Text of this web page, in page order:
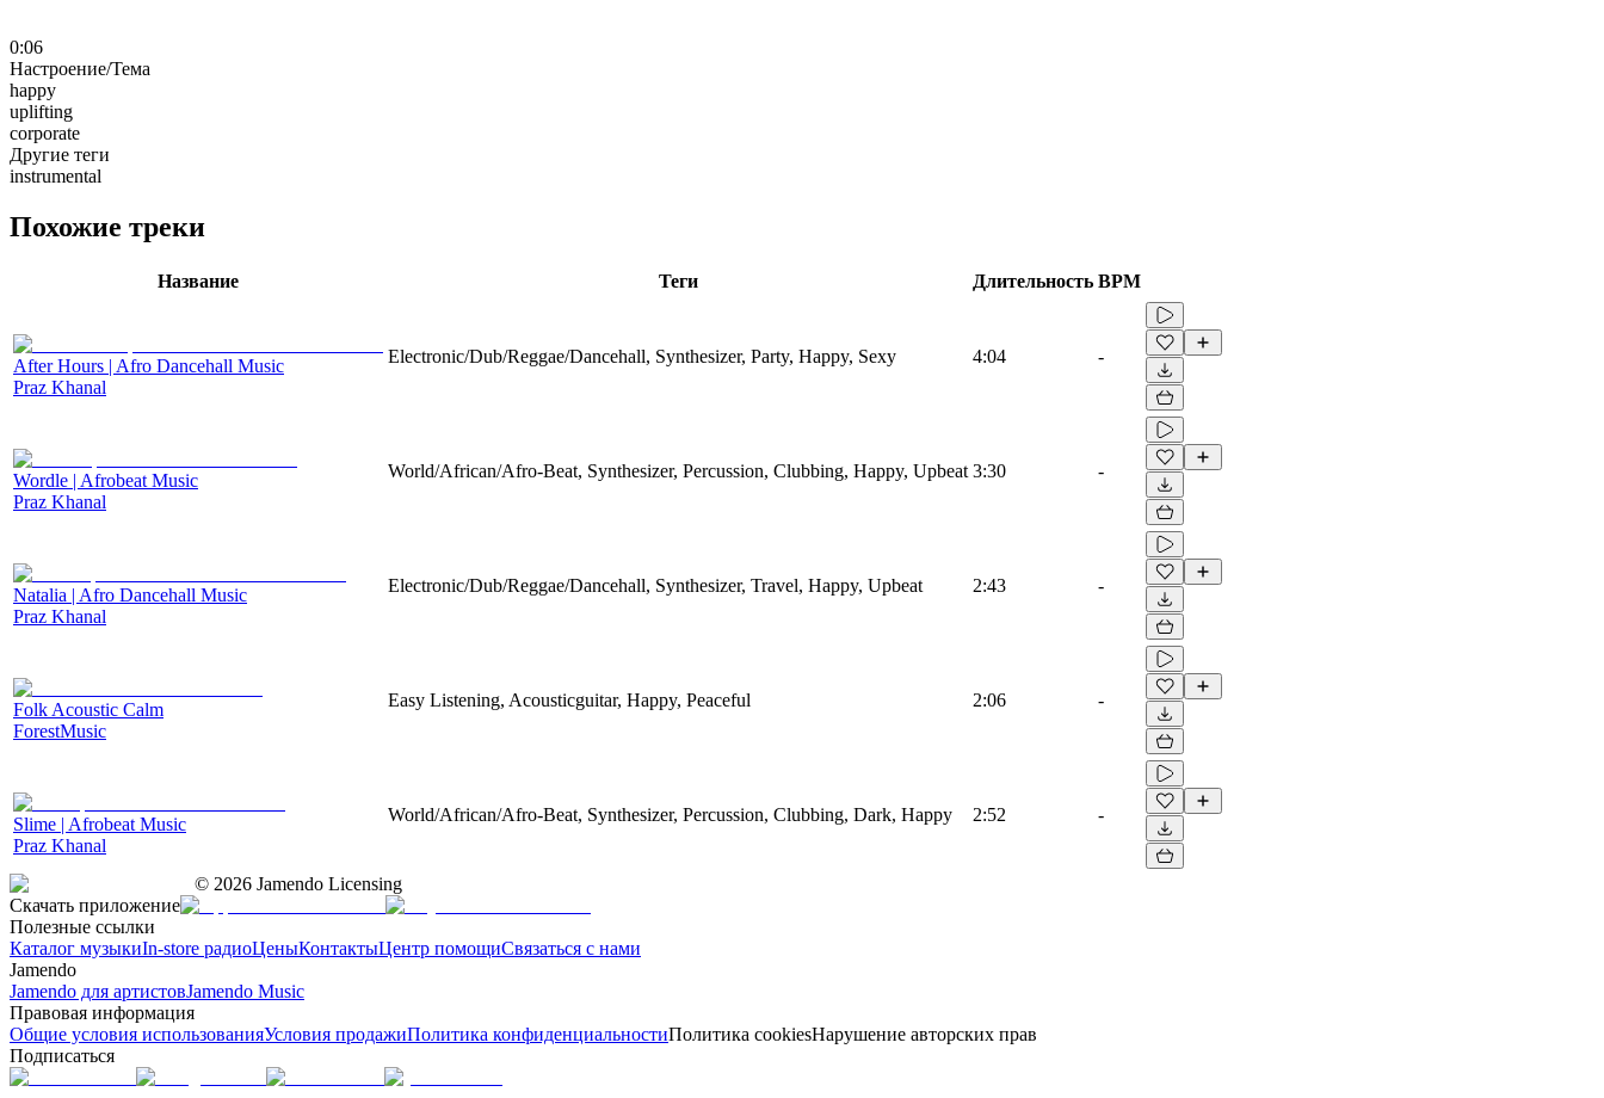
0:06
Настроение/Тема
happy
uplifting
corporate
Другие теги
instrumental
Похожие треки
Название Теги Длительность BPM
After Hours | Afro Dancehall Music
Praz Khanal
Electronic/Dub/Reggae/Dancehall, Synthesizer, Party, Happy, Sexy 4:04 -
Wordle | Afrobeat Music
Praz Khanal
World/African/Afro-Beat, Synthesizer, Percussion, Clubbing, Happy, Upbeat 3:30 -
Natalia | Afro Dancehall Music
Praz Khanal
Electronic/Dub/Reggae/Dancehall, Synthesizer, Travel, Happy, Upbeat 2:43 -
Folk Acoustic Calm
ForestMusic
Easy Listening, Acousticguitar, Happy, Peaceful 2:06 -
Slime | Afrobeat Music
Praz Khanal
World/African/Afro-Beat, Synthesizer, Percussion, Clubbing, Dark, Happy 2:52 -
© 2026 Jamendo Licensing
Скачать приложение
Полезные ссылки
Каталог музыкиIn-store радиоЦеныКонтактыЦентр помощиСвязаться с нами
Jamendo
Jamendo для артистовJamendo Music
Правовая информация
Общие условия использованияУсловия продажиПолитика конфиденциальностиПолитика cookiesНарушение авторских прав
Подписаться